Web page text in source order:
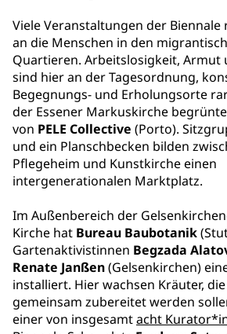
Viele Veranstaltungen der
an die Menschen in den
Quartieren. Arbeitslosigkeit, Armut
sind hier an der Tagesordnung,
Begegnungs- und Erholungsorte
der Essener Markuskirche
von PELE Collective (Porto).
und ein Planschbecken bilden
Pflegeheim und Kunstkirche einen
intergenerationalen Marktplatz.
Im Außenbereich der
Kirche hat Bureau Baubotanik
Gartenaktivistinnen Begzada
Renate Janßen(Gelsenkirchen)
installiert. Hier wachsen Kräuter,
gemeinsam zubereitet werden
einer von insgesamtacht